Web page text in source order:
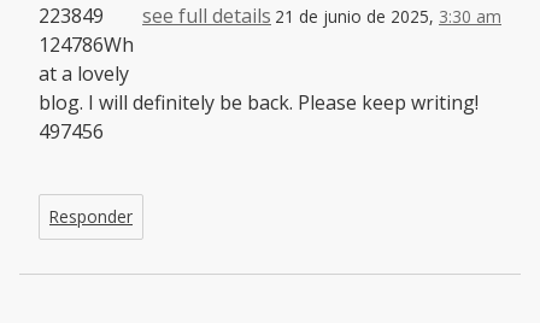
see full details 21 de junio de 2025, 3:30 am
223849
124786Wh
at a lovely
blog. I will definitely be back. Please keep writing!
497456
Responder